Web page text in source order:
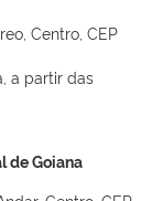
Centro, CEP
a partir das
de Goiana